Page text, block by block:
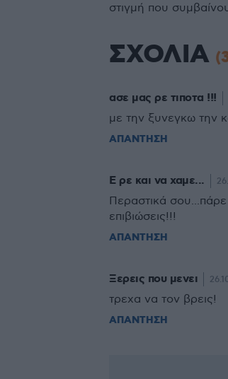
στιγμή που
ΣΧΟΛΙΑ
ασε μας ρε τιποτα !!!
με την ξυνεγκω την
ΑΠΑΝΤΗΣΗ
Ε ρε και να χαμε...
Περαστικά
επιβιώσεις!!!
ΑΠΑΝΤΗΣΗ
Ξερεις που μενει
τρεχα να τον βρεις!
ΑΠΑΝΤΗΣΗ